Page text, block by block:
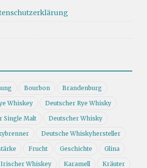
Bourbon Brandenburg
Whiskey Deutscher Rye Whisky
Single Malt Deutscher Whisky
Deutsche Whiskyhersteller
Frucht Geschichte Glina
Irischer Whiskey Karamell Kräuter